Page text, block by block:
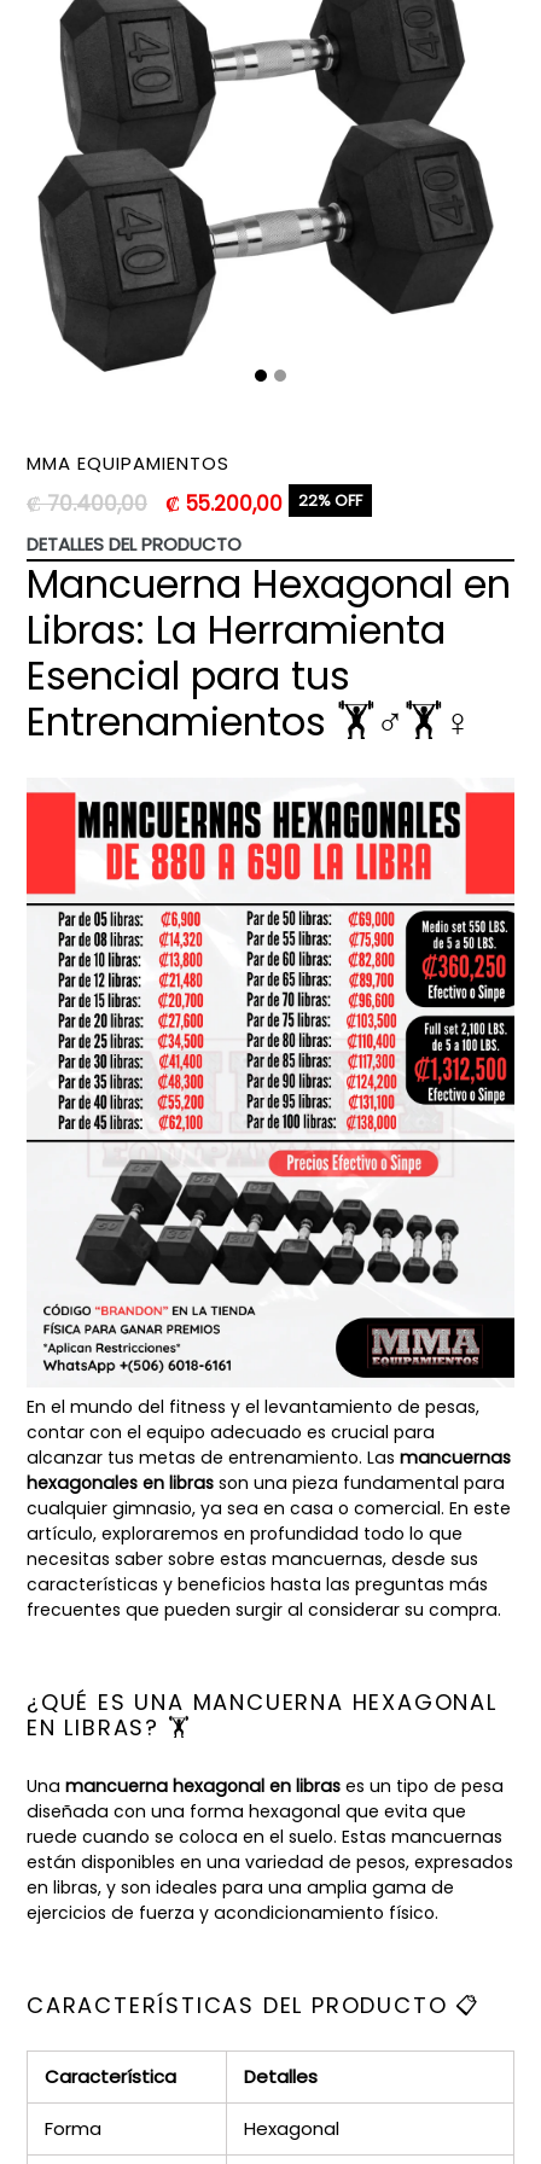
MMA EQUIPAMIENTOS
Precio
habitual
₡ 70.400,00 ₡ 55.200,00 22% OFF
DETALLES DEL PRODUCTO
Mancuerna Hexagonal en
Libras: La Herramienta
Esencial para tus
Entrenamientos 🏋️♂️🏋️♀️
En el mundo del fitness y el levantamiento de pesas,
contar con el equipo adecuado es crucial para
alcanzar tus metas de entrenamiento. Las mancuernas
hexagonales en libras son una pieza fundamental para
cualquier gimnasio, ya sea en casa o comercial. En este
artículo, exploraremos en profundidad todo lo que
necesitas saber sobre estas mancuernas, desde sus
características y beneficios hasta las preguntas más
frecuentes que pueden surgir al considerar su compra.
¿QUÉ ES UNA MANCUERNA HEXAGONAL
EN LIBRAS? 🏋️
Una mancuerna hexagonal en libras es un tipo de pesa
diseñada con una forma hexagonal que evita que
ruede cuando se coloca en el suelo. Estas mancuernas
están disponibles en una variedad de pesos, expresados
en libras, y son ideales para una amplia gama de
ejercicios de fuerza y acondicionamiento físico.
CARACTERÍSTICAS DEL PRODUCTO 📋
Característica Detalles
Forma Hexagonal